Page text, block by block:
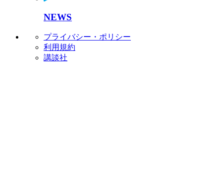
NEWS
プライバシー・ポリシー
利用規約
講談社